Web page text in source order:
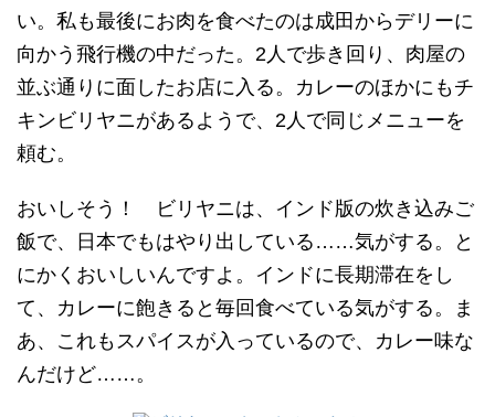
い。私も最後にお肉を食べたのは成田からデリーに
向かう飛行機の中だった。2人で歩き回り、肉屋の
並ぶ通りに面したお店に入る。カレーのほかにもチ
キンビリヤニがあるようで、2人で同じメニューを
頼む。
おいしそう！ ビリヤニは、インド版の炊き込みご
飯で、日本でもはやり出している……気がする。と
にかくおいしいんですよ。インドに長期滞在をし
て、カレーに飽きると毎回食べている気がする。ま
あ、これもスパイスが入っているので、カレー味な
んだけど……。